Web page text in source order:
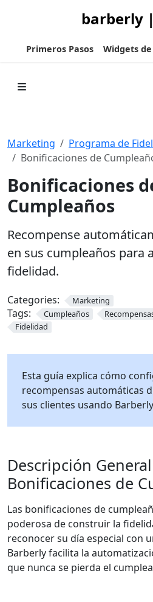
barberly
Primeros Pasos Widgets
Marketing
Programa de
Bonificaciones de
Bonificaciones
Cumpleaños
Recompense
en sus cumpleaños para
fidelidad.
Categories: Marketing
Tags: Cumpleaños
Fidelidad
Esta guía explica cómo
recompensas automáticas
sus clientes usando
Descripción
Bonificaciones de
Las bonificaciones de
poderosa de construir la
reconocer su día especial con
Barberly facilita la
que nunca se pierda el